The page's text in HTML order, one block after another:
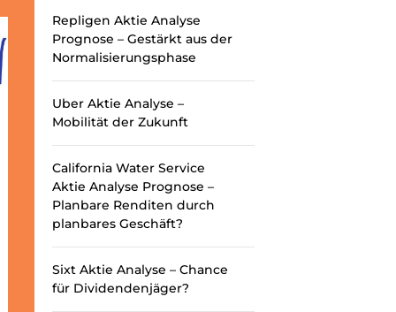
Repligen Aktie Analyse
Prognose – Gestärkt aus der
Normalisierungsphase
Uber Aktie Analyse –
Mobilität der Zukunft
California Water Service
Aktie Analyse Prognose –
Planbare Renditen durch
planbares Geschäft?
Sixt Aktie Analyse – Chance
für Dividendenjäger?